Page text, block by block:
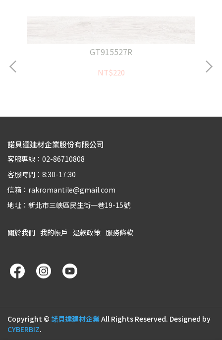
GT915527R
NT$220
諾貝達建材企業股份有限公司
客服專線：02-86710808
客服時間：8:30-17:30
信箱：rakromantile@gmail.com
地址：新北市三峽區民生街一巷19-15號
關於我們 我的帳戶 退款政策 服務條款
Copyright © 諾貝達建材企業All Rights Reserved. Designed by
CYBERBIZ.